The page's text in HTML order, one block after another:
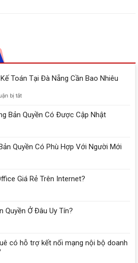
Toán Tại Đà Nẵng Cần Bao Nhiêu
bị tắtở
Tính
Cho
Tại
Bao
Bản Quyền Có Được Cập Nhật
Quyền Có Phù Hợp Với Người Mới
Giá Rẻ Trên Internet?
Quyền Ở Đâu Uy Tín?
có hỗ trợ kết nối mạng nội bộ doanh